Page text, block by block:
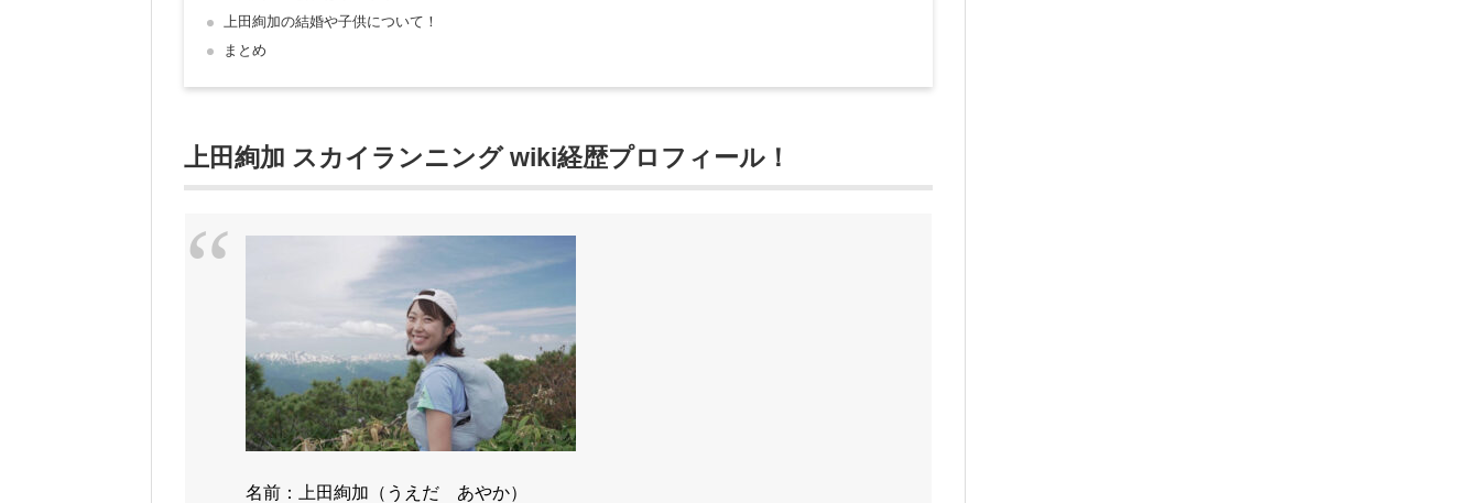
上田絢加の結婚や子供について！
まとめ
上田絢加 スカイランニング wiki経歴プロフィール！
名前：上田絢加（うえだ あやか）